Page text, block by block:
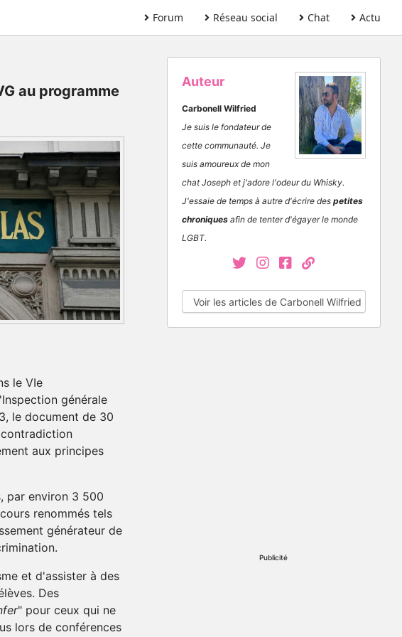
Forum Réseau social Chat Actu
au programme
le VIe
générale
le document de 30
aux principes
par environ 3 500
renommés tels
générateur de
et d'assister à des
Des
" pour ceux qui ne
lors de conférences
Auteur
Carbonell Wilfried
Je suis le fondateur de
cette communauté. Je
suis amoureux de mon
chat Joseph et j'adore l'odeur du Whisky.
J'essaie de temps à autre d'écrire des petites
chroniquesafin de tenter d'égayer le monde
LGBT.
Voir les articles de Carbonell Wilfried
Publicité